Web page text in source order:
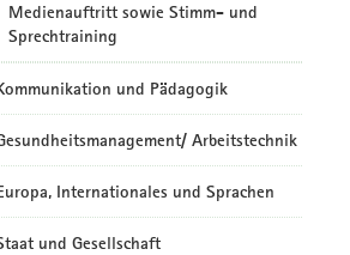
Medienauftritt sowie Stimm- und
Sprechtraining
und Pädagogik
Arbeitstechnik
Internationales und Sprachen
und Gesellschaft